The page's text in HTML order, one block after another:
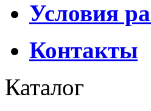
Условия
Контакты
Каталог